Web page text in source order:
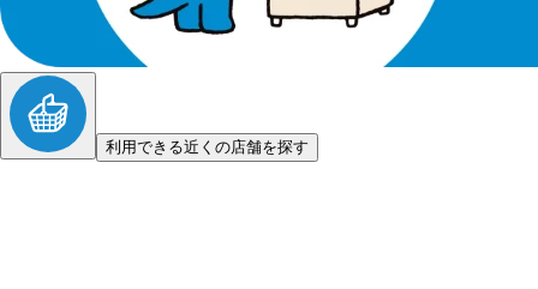
利用できる近くの店舗を探す